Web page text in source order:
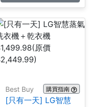
Best Buy 購買指南
[只有一天] LG智慧